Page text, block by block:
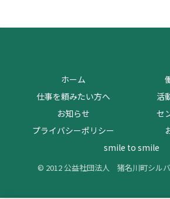
ホーム
仕事を頼みたい方へ
活
お知らせ
セ
プライバシーポリシー
smile to smile
© 2012 公益社団法人 猪名川町シルバ